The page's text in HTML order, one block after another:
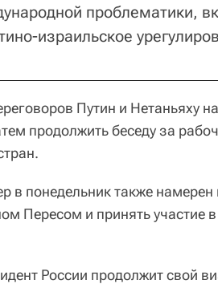
проблематики,
израильское
Путин и Нетаньяху
продолжить беседу за
в понедельник также
Пересом и принять участие
России продолжит свой